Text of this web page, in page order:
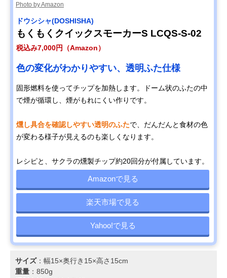
Photo by Amazon
ドウシシャ(DOSHISHA)
もくもくクイックスモーカーS LCQS-S-02
税込み7,000円（Amazon）
色の変化がわかりやすい、透明ふた仕様
固形燃料を使ってチップを加熱します。ドーム状のふたの中
で煙が循環し、煙がもれにくい作りです。
燻し具合を確認しやすい透明のふたで、だんだんと食材の色
が変わる様子が見えるのも楽しくなります。
レシピと、サクラの燻製チップ約20回分が付属しています。
Amazonで見る
楽天市場で見る
Yahoo!で見る
サイズ：幅15×奥行き15×高さ15cm
重量 ：850g